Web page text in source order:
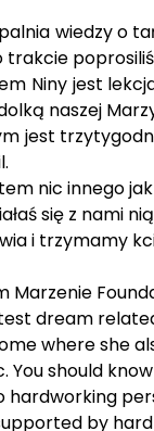
wiedzy o
Niny jest
naszej
jest
nic innego
się z nami
i trzymamy
Marzenie
dream
where she
You should
by